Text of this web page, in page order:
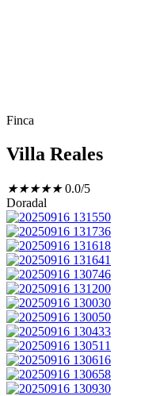
Finca
Villa Reales
★★★★★ 0.0/5
Doradal